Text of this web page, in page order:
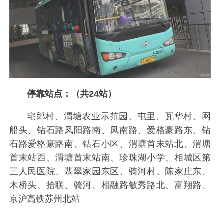
停靠站点：（共24站）
宅郎村、渭塘农业示范园、屯里、瓦华村、网
船头、钻石路凤阳路南、凤南路、爱格豪路东、钻
石路爱格豪路南、钻石小区、渭塘首末站北、渭塘
首末站西、渭塘首末站南、珍珠湖小学、相城区第
三人民医院、翡翠家园东区、骑河村、陈家庄东、
木桥头、拾联、骑河、相融路敏秀路北、富翔路、
京沪高铁苏州北站